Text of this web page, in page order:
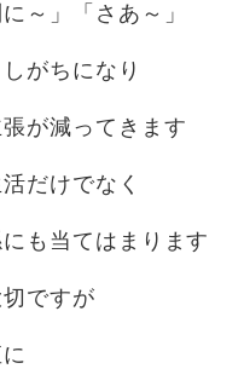
～」「さあ～」
がちになり
が減ってきます
だけでなく
も当てはまります
ですが